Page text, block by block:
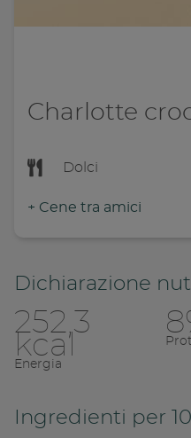
Charlotte
Dolci
+ Cene tra amici
Dichiarazione
252,3
kcal
Energia
Ingredienti per